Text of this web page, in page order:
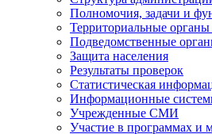
Полномочия, задачи и
Территориальные органы
Подведомственные
Защита населения
Результаты проверок
Статистическая
Информационные
Учрежденные СМИ
Участие в программах и